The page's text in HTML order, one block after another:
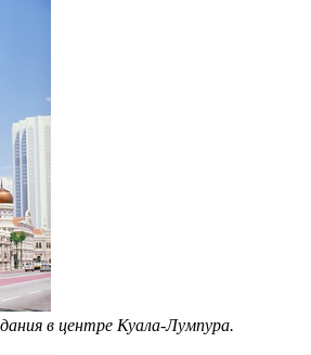
в центре Куала-Лумпура.